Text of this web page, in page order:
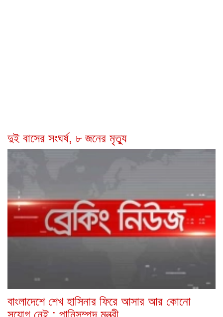
দুই বাসের সংঘর্ষ, ৮ জনের মৃত্যু
বাংলাদেশে শেখ হাসিনার ফিরে আসার আর কোনো
সুযোগ নেই : পানিসম্পদ মন্ত্রী